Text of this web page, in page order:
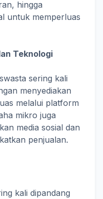
hingga
untuk memperluas
Teknologi
sering kali
menyediakan
melalui platform
mikro juga
media sosial dan
penjualan.
kali dipandang